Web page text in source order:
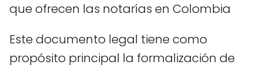
que ofrecen las notarías en Colombia
Este documento legal tiene como
propósito principal la formalización de